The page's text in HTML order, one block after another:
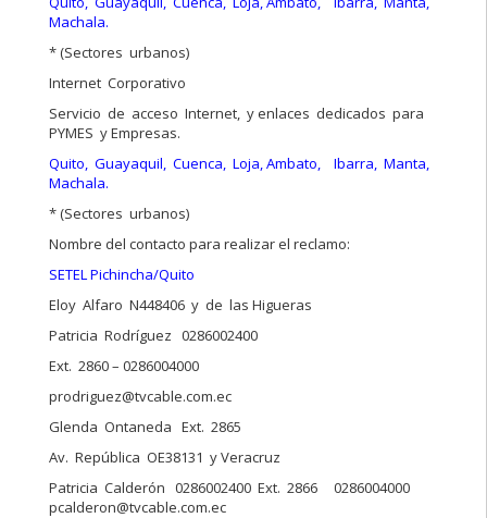
Machala.
* (Sectores urbanos)
Internet Corporativo
Servicio de acceso Internet, y enlaces dedicados para
PYMES y Empresas.
Quito, Guayaquil, Cuenca, Loja, Ambato, Ibarra, Manta,
Machala.
* (Sectores urbanos)
Nombre del contacto para realizar el reclamo:
SETEL Pichincha/Quito
Eloy Alfaro N448406 y de las Higueras
Patricia Rodríguez 0286002400
Ext. 2860 – 0286004000
prodriguez@tvcable.com.ec
Glenda Ontaneda Ext. 2865
Av. República OE38131 y Veracruz
Patricia Calderón 0286002400 Ext. 2866 0286004000
pcalderon@tvcable.com.ec